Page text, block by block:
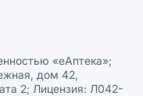
данных
«еАптека»;
дом 42,
2; Лицензия: Л042-